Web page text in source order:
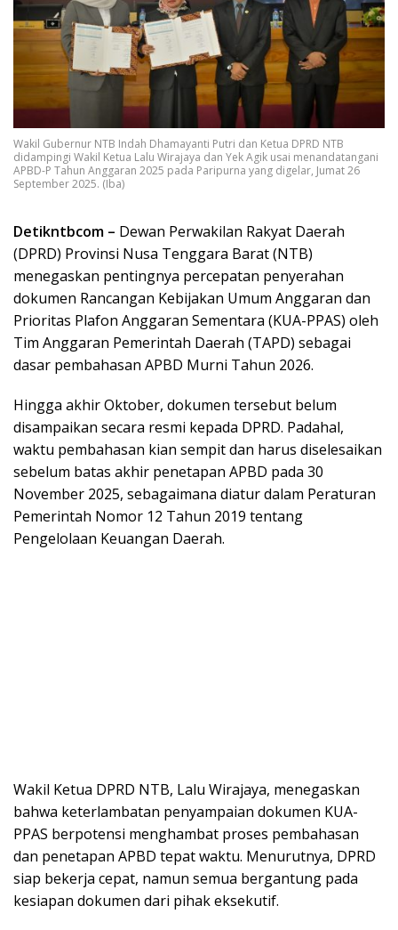
Wakil Gubernur NTB Indah Dhamayanti Putri dan Ketua DPRD NTB
didampingi Wakil Ketua Lalu Wirajaya dan Yek Agik usai menandatangani
APBD-P Tahun Anggaran 2025 pada Paripurna yang digelar, Jumat 26
September 2025. (Iba)
Detikntbcom – Dewan Perwakilan Rakyat Daerah
(DPRD) Provinsi Nusa Tenggara Barat (NTB)
menegaskan pentingnya percepatan penyerahan
dokumen Rancangan Kebijakan Umum Anggaran dan
Prioritas Plafon Anggaran Sementara (KUA-PPAS) oleh
Tim Anggaran Pemerintah Daerah (TAPD) sebagai
dasar pembahasan APBD Murni Tahun 2026.
Hingga akhir Oktober, dokumen tersebut belum
disampaikan secara resmi kepada DPRD. Padahal,
waktu pembahasan kian sempit dan harus diselesaikan
sebelum batas akhir penetapan APBD pada 30
November 2025, sebagaimana diatur dalam Peraturan
Pemerintah Nomor 12 Tahun 2019 tentang
Pengelolaan Keuangan Daerah.
Wakil Ketua DPRD NTB, Lalu Wirajaya, menegaskan
bahwa keterlambatan penyampaian dokumen KUA-
PPAS berpotensi menghambat proses pembahasan
dan penetapan APBD tepat waktu. Menurutnya, DPRD
siap bekerja cepat, namun semua bergantung pada
kesiapan dokumen dari pihak eksekutif.